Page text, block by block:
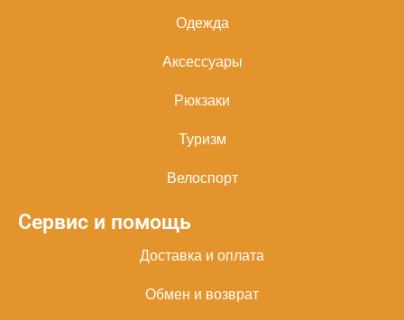
Одежда
Аксессуары
Рюкзаки
Туризм
Велоспорт
Сервис и помощь
Доставка и оплата
Обмен и возврат